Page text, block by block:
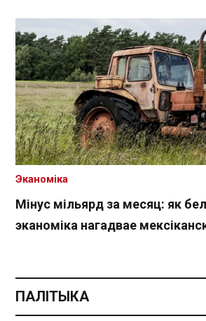
Мінус мільярд за месяц: як
эканоміка нагадвае
Эканоміка
ПАЛІТЫКА